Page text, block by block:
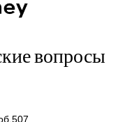
вопросы